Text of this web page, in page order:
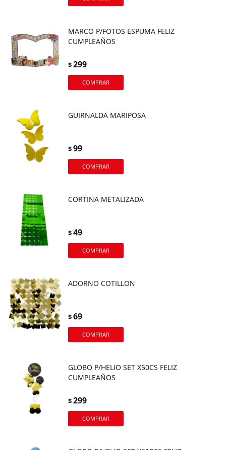
MARCO P/FOTOS ESPUMA FELIZ
CUMPLEAÑOS
$299
GUIRNALDA MARIPOSA
$99
CORTINA METALIZADA
$49
ADORNO COTILLON
$69
GLOBO P/HELIO SET X50CS FELIZ
CUMPLEAÑOS
$299